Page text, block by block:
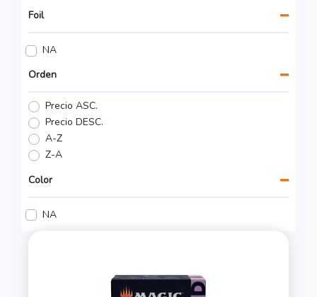
Foil
NA
Orden
Precio ASC.
Precio DESC.
A-Z
Z-A
Color
NA